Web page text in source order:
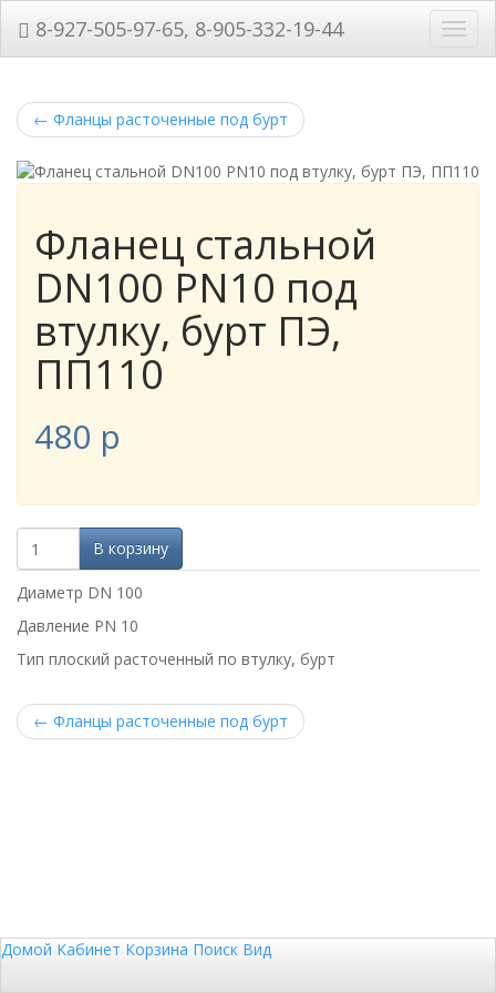
8-927-505-97-65, 8-905-332-19-44
← Фланцы расточенные под бурт
Фланец стальной
DN100 PN10 под
втулку, бурт ПЭ,
ПП110
480 p
В корзину
Диаметр DN 100
Давление PN 10
Тип плоский расточенный по втулку, бурт
← Фланцы расточенные под бурт
Домой Кабинет Корзина Поиск Вид